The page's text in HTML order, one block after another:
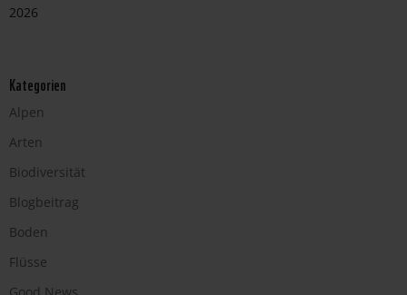
2026
Kategorien
Alpen
Arten
Biodiversität
Blogbeitrag
Boden
Flüsse